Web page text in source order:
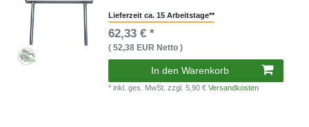
Lieferzeit ca. 15 Arbeitstage**
62,33 € *
( 52,38 EUR Netto )
In den Warenkorb
* inkl. ges. MwSt.zzgl. 5,90 €Versandkosten